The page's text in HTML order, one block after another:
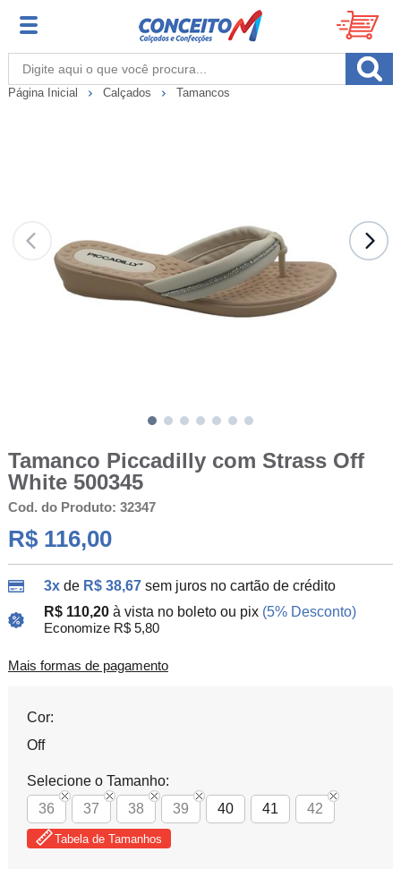
Página Inicial Calçados Tamancos
Tamanco Piccadilly com Strass Off
White 500345
Cod. do Produto: 32347
R$ 116,00
3xde R$ 38,67 sem juros no cartão de crédito
R$ 110,20 à vista no boleto ou pix (5% Desconto)
Economize R$ 5,80
Mais formas de pagamento
Cor:
Off
Selecione o Tamanho:
36
37 38 39 40 41 42
Tabela de Tamanhos